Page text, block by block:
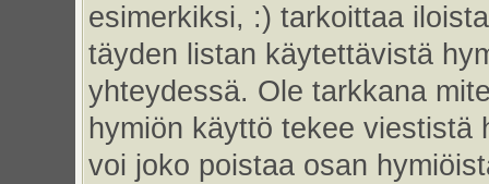
esimerkiksi, :) tarkoittaa
täyden listan käytettävistä
yhteydessä. Ole tarkkana
hymiön käyttö tekee viestistä
voi joko poistaa osan